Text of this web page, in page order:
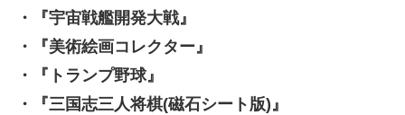
・『宇宙戦艦開発大戦』
・『美術絵画コレクター』
・『トランプ野球』
・『三国志三人将棋(磁石シート版)』